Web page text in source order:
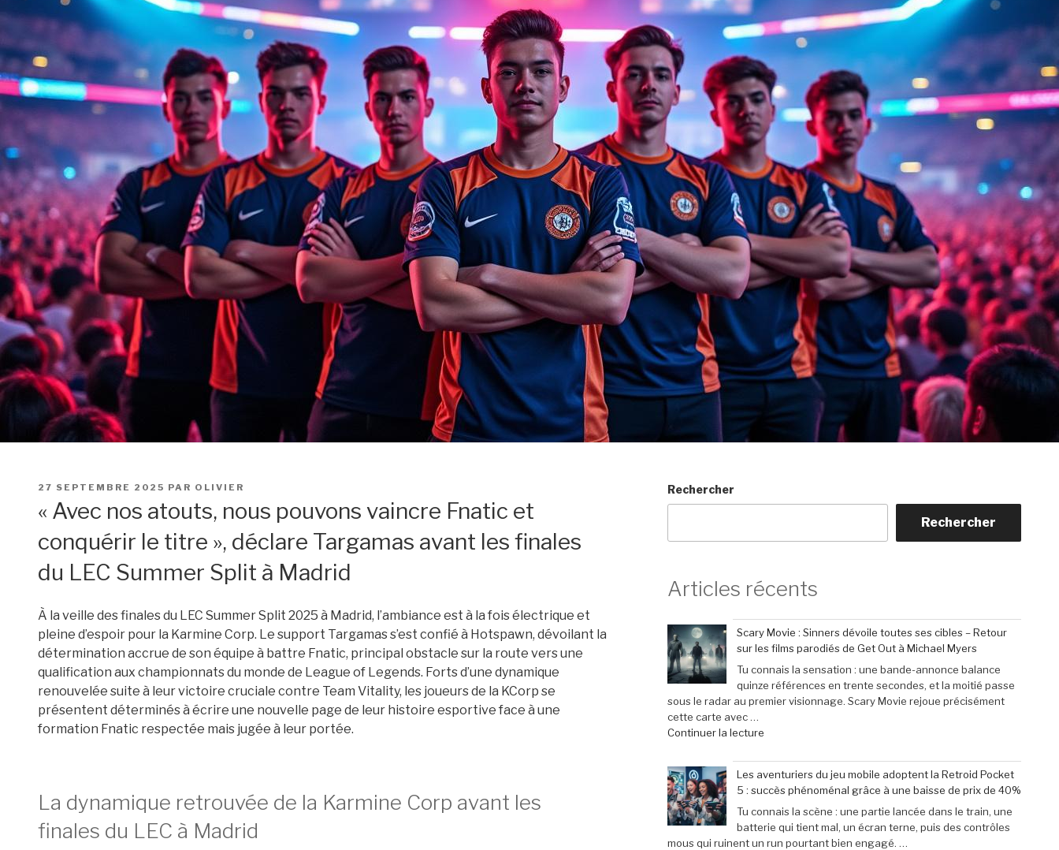
PUBLIÉ
27 SEPTEMBRE 2025 PAR OLIVIER
« Avec nos atouts, nous pouvons vaincre Fnatic et
conquérir le titre », déclare Targamas avant les finales
du LEC Summer Split à Madrid
À la veille des finales du LEC Summer Split 2025 à Madrid, l’ambiance est à la fois électrique et
pleine d’espoir pour la Karmine Corp. Le support Targamas s’est confié à Hotspawn, dévoilant la
détermination accrue de son équipe à battre Fnatic, principal obstacle sur la route vers une
qualification aux championnats du monde de League of Legends. Forts d’une dynamique
renouvelée suite à leur victoire cruciale contre Team Vitality, les joueurs de la KCorp se
présentent déterminés à écrire une nouvelle page de leur histoire esportive face à une
formation Fnatic respectée mais jugée à leur portée.
La dynamique retrouvée de la Karmine Corp avant les
finales du LEC à Madrid
Rechercher
Rechercher
Articles récents
Scary Movie : Sinners dévoile toutes ses cibles – Retour
sur les films parodiés de Get Out à Michael Myers
Tu connais la sensation : une bande-annonce balance
quinze références en trente secondes, et la moitié passe
sous le radar au premier visionnage. Scary Movie rejoue précisément
cette carte avec …
Continuer la lecturede
Movie
:
Sinners
dévoile
toutes
ses
Les aventuriers du jeu mobile adoptent la Retroid Pocket
5 : succès phénoménal grâce à une baisse de prix de 40%
Tu connais la scène : une partie lancée dans le train, une
batterie qui tient mal, un écran terne, puis des contrôles
mous qui ruinent un run pourtant bien engagé. …